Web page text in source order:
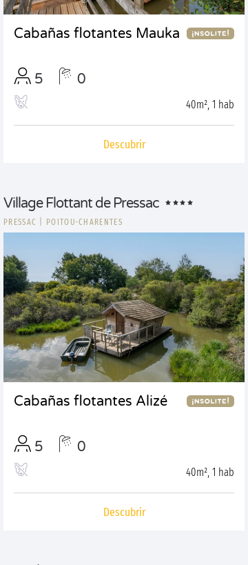
Cabañas flotantes Mauka
5 0
40m², 1 hab
Descubrir
Village Flottant de Pressac
PRESSAC POITOU-CHARENTES
Cabañas flotantes Alizé
5 0
40m², 1 hab
Descubrir